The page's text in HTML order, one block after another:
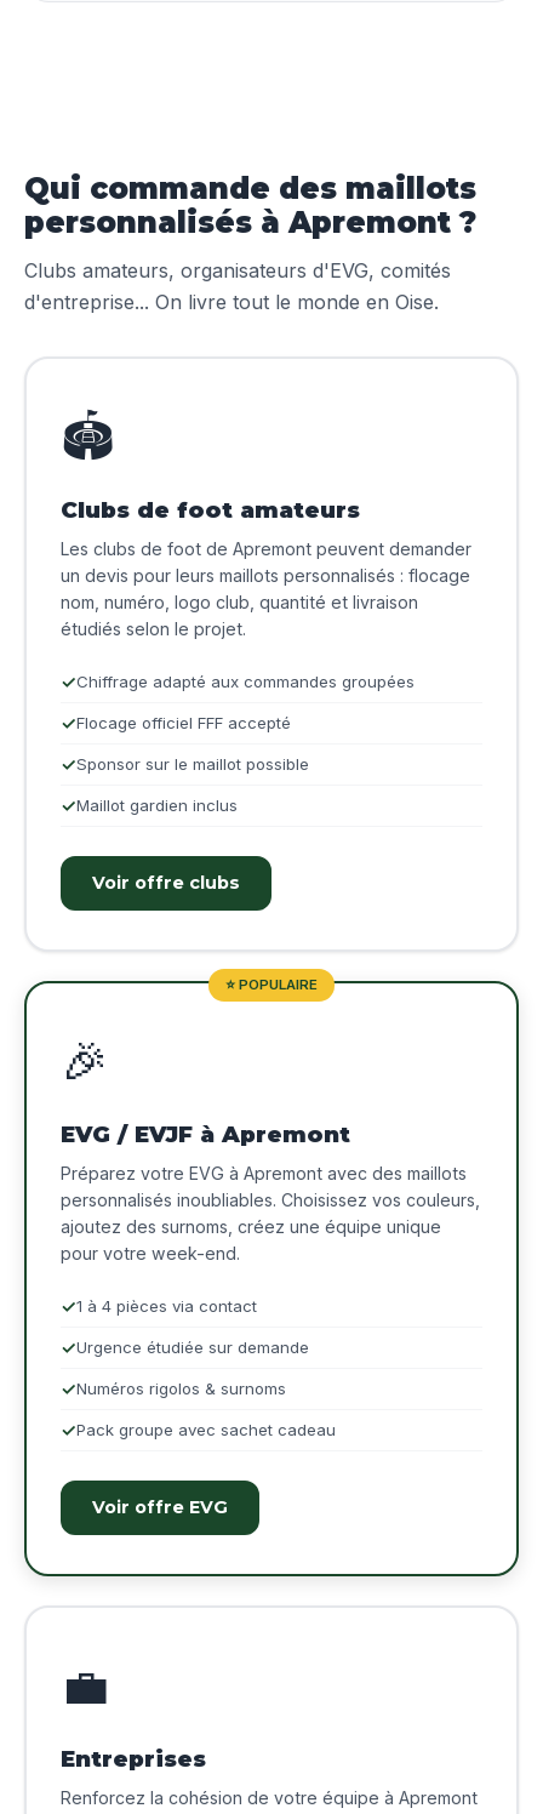
Qui commande des maillots
personnalisés à Apremont ?
Clubs amateurs, organisateurs d'EVG, comités
d'entreprise... On livre tout le monde en Oise.
🏟️
Clubs de foot amateurs
Les clubs de foot de Apremont peuvent demander
un devis pour leurs maillots personnalisés : flocage
nom, numéro, logo club, quantité et livraison
étudiés selon le projet.
Chiffrage adapté aux commandes groupées
Flocage officiel FFF accepté
Sponsor sur le maillot possible
Maillot gardien inclus
Voir offre clubs
⭐ POPULAIRE
🎉
EVG / EVJF à Apremont
Préparez votre EVG à Apremont avec des maillots
personnalisés inoubliables. Choisissez vos couleurs,
ajoutez des surnoms, créez une équipe unique
pour votre week-end.
1 à 4 pièces via contact
Urgence étudiée sur demande
Numéros rigolos & surnoms
Pack groupe avec sachet cadeau
Voir offre EVG
💼
Entreprises
Renforcez la cohésion de votre équipe à Apremont